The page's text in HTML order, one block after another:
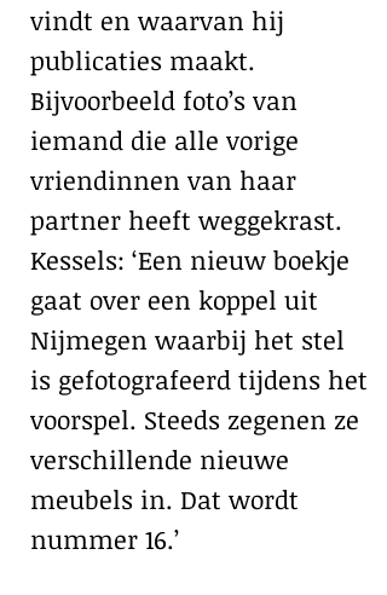
vindt en waarvan hij
publicaties maakt.
Bijvoorbeeld foto’s van
iemand die alle vorige
vriendinnen van haar
partner heeft weggekrast.
Kessels: ‘Een nieuw boekje
gaat over een koppel uit
Nijmegen waarbij het stel
is gefotografeerd tijdens het
voorspel. Steeds zegenen ze
verschillende nieuwe
meubels in. Dat wordt
nummer 16.’